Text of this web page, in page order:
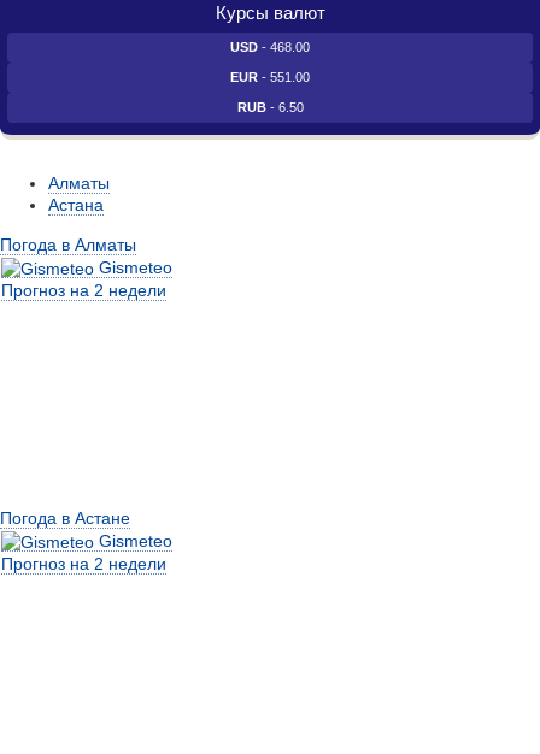
Курсы валют
USD - 468.00
EUR - 551.00
RUB- 6.50
Алматы
Астана
Погода в Алматы
Gismeteo
Прогноз на 2 недели
Погода в Астане
Gismeteo
Прогноз на 2 недели